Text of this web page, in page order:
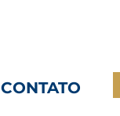
CONTATO